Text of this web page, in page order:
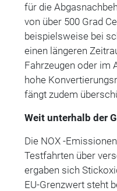
für die
von über 500 Grad
beispielsweise bei
einen längeren
Fahrzeugen oder im
hohe
fängt zudem
Weit unterhalb der
Die NOX -
Testfahrten über
ergaben sich
EU-Grenzwert steht